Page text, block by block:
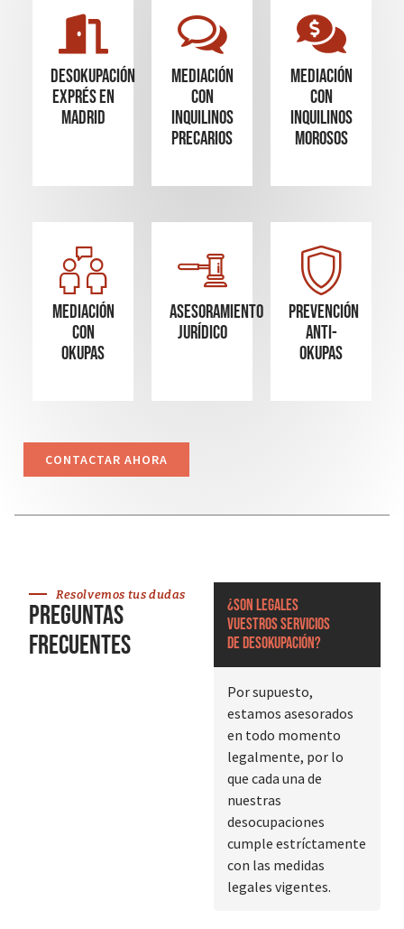
Desokupación
Exprés en
madrid
mediación
con
inquilinos
precarios
mediación
con
inquilinos
morosos
Mediación
con
okupas
Asesoramiento
Jurídico
Prevención
Anti-
Okupas
CONTACTAR AHORA
Resolvemos tus dudas
Preguntas
frecuentes
¿Son legales
vuestros servicios
de desokupación?
Por supuesto,
estamos asesorados
en todo momento
legalmente, por lo
que cada una de
nuestras
desocupaciones
cumple estríctamente
con las medidas
legales vigentes.